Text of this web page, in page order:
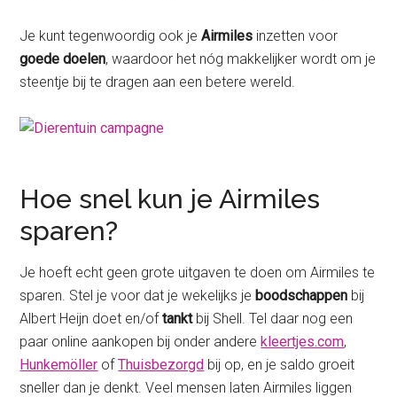
Je kunt tegenwoordig ook jeAirmiles inzetten voor
goede doelen, waardoor het nóg makkelijker wordt om je
steentje bij te dragen aan een betere wereld.
Hoe snel kun je Airmiles
sparen?
Je hoeft echt geen grote uitgaven te doen om Airmiles te
sparen. Stel je voor dat je wekelijks je boodschappen bij
Albert Heijn doet en/oftankt bij Shell. Tel daar nog een
paar online aankopen bij onder andere kleertjes.com,
Hunkemöller ofThuisbezorgd bij op, en je saldo groeit
sneller dan je denkt. Veel mensen laten Airmiles liggen